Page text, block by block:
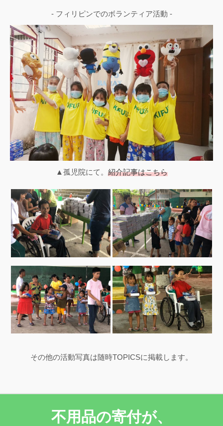
- フィリピンでのボランティア活動 -
▲孤児院にて。 紹介記事はこちら
その他の活動写真は随時TOPICSに掲載します。
不用品の寄付が、